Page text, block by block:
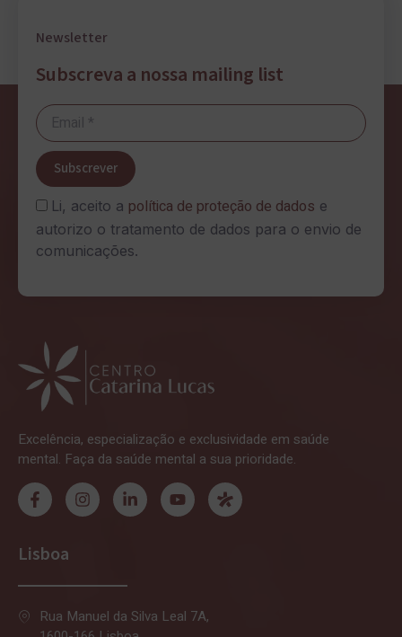
Newsletter
Subscreva a nossa mailing list
Li, aceito a política de proteção de dados e
autorizo o tratamento de dados para o envio de
comunicações.
Subscrever
Excelência, especialização e exclusividade em saúde
mental. Faça da saúde mental a sua prioridade.
Lisboa
Rua Manuel da Silva Leal 7A,